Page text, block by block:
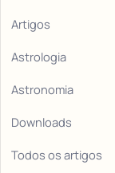
Artigos
Astrologia
Astronomia
Downloads
Todos os artigos